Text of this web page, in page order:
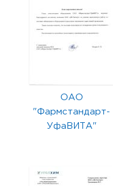
ОАО
"Фармстандарт-
УфаВИТА"